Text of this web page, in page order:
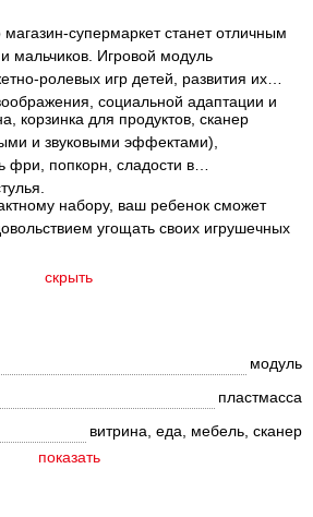
магазин-супермаркет станет отличным
мальчиков. Игровой модуль
ролевых игр детей, развития их
социальной адаптации и
корзинка для продуктов, сканер
и звуковыми эффектами),
фри, попкорн, сладости в
набору, ваш ребенок сможет
угощать своих игрушечных
скрыть
модуль
пластмасса
витрина, еда, мебель, сканер